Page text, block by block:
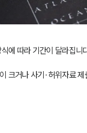
에 따라 기간이 달라집니
크거나 사기·허위자료